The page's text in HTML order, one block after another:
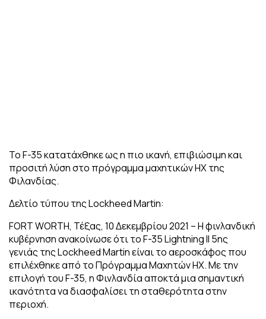
Το F-35 κατατάχθηκε ως η πιο ικανή, επιβιώσιμη και
προσιτή λύση στο πρόγραμμα μαχητικών HX της
Φιλανδίας.
Δελτίο τύπου της Lockheed Martin:
FORT WORTH, Τέξας, 10 Δεκεμβρίου 2021 – Η φινλανδική
κυβέρνηση ανακοίνωσε ότι το F-35 Lightning II 5ης
γενιάς της Lockheed Martin είναι το αεροσκάφος που
επιλέχθηκε από το Πρόγραμμα Μαχητών HX. Με την
επιλογή του F-35, η Φινλανδία αποκτά μια σημαντική
ικανότητα να διασφαλίσει τη σταθερότητα στην
περιοχή.